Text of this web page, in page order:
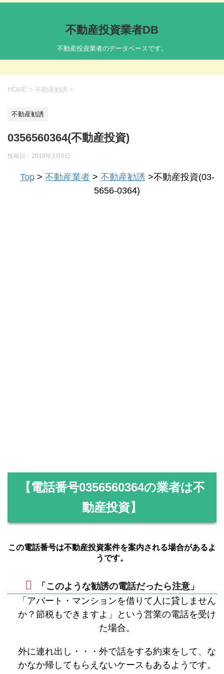
不動産投資業者DB
不動産投資業者のデータベースです。
HOME > 不動産勧誘 >
不動産勧誘
0356560364(不動産投資)
投稿日： 2018年3月6日
Top> 不動産業者> 不動産勧誘 >不動産投資(03-
5656-0364)
【電話番号0356560364の業者は不
動産投資】
この電話番号は不動産投資案件を案内される場合があるよ
うです。
「このような勧誘の電話だったら注意」
「アパート・マンションを借りて人に貸しません
か？節税もできますよ」という営業の電話を受け
た場合。
外に連れ出し・・・外で話をする約束をして、な
かなか帰してもらえないケースもあるようです。